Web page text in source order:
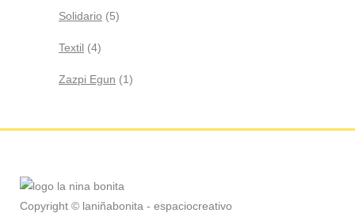
Solidario (5)
Textil (4)
Zazpi Egun (1)
Copyright © laniñabonita - espaciocreativo